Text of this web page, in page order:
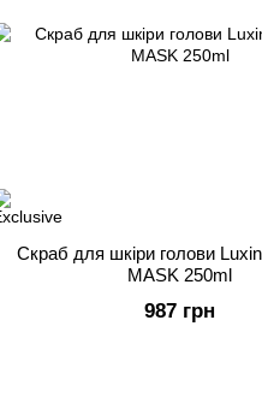
Скраб для шкіри голови
MASK 250ml
987 грн